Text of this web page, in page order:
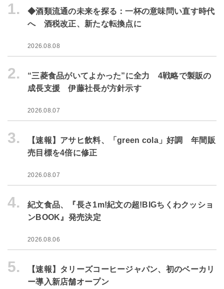
1.
◆酒類流通の未来を探る：一杯の意味問い直す時代
へ 酒税改正、新たな転換点に
2026.08.08
2.
“三菱食品がいてよかった”に全力 4戦略で製販の
成長支援 伊藤社長が方針示す
2026.08.07
3.
【速報】アサヒ飲料、「green cola」好調 年間販
売目標を4倍に修正
2026.08.07
4.
紀文食品、『長さ1m!紀文の超!BIGちくわクッショ
ンBOOK』発売決定
2026.08.06
5.
【速報】タリーズコーヒージャパン、初のベーカリ
ー導入新店舗オープン